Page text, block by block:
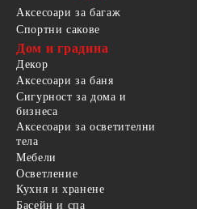
Аксесоари за багаж
Спортни сакове
Дом и градина
Декор
Аксесоари за баня
Сигурност за дома и
бизнеса
Аксесоари за осветителни
тела
Мебели
Осветление
Кухня и хранене
Басейн и спа